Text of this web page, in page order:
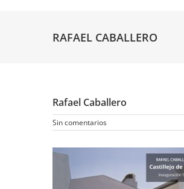
RAFAEL CABALLERO
Rafael Caballero
Sin comentarios